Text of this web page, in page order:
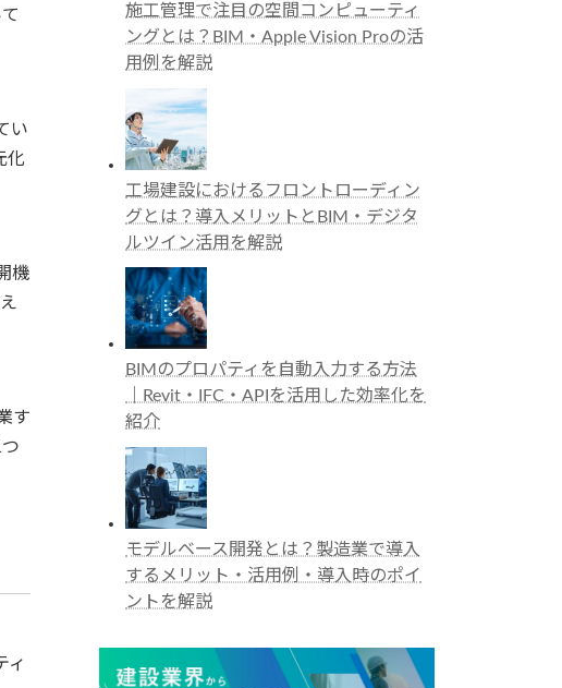
い
化
機
す
ィ
施工管理で注目の空間コンピューティ
ングとは？BIM・Apple Vision Proの活
用例を解説
工場建設におけるフロントローディン
グとは？導入メリットとBIM・デジタ
ルツイン活用を解説
BIMのプロパティを自動入力する方法
｜Revit・IFC・APIを活用した効率化を
紹介
モデルベース開発とは？製造業で導入
するメリット・活用例・導入時のポイ
ントを解説